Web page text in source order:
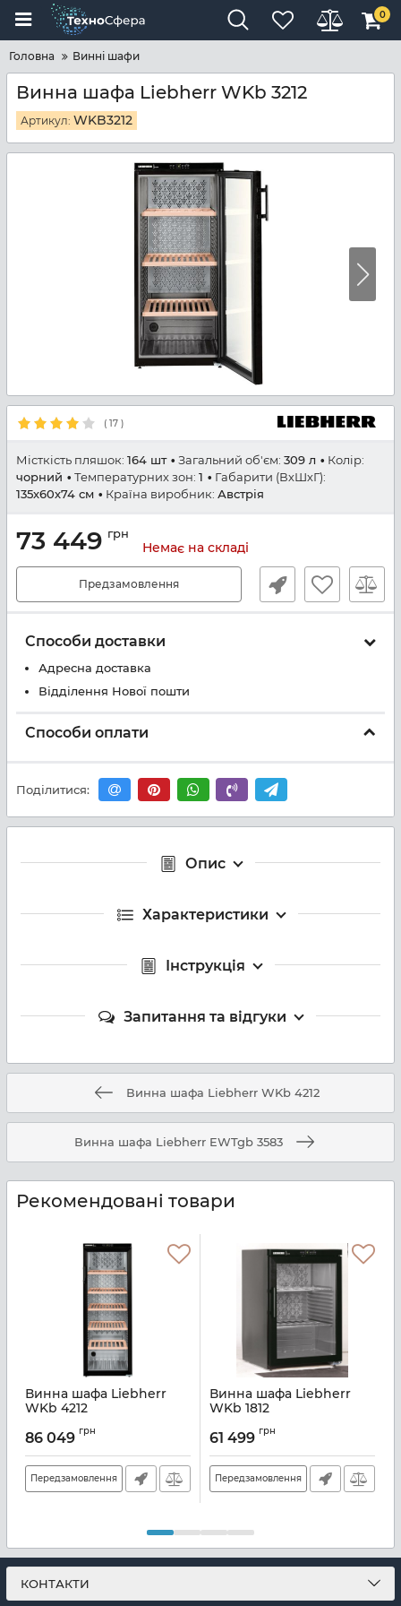
0
Головна Винні шафи
Винна шафа Liebherr WKb 3212
Артикул: WKB3212
( 17 )
Місткість пляшок: 164 шт Загальний об'єм: 309 л
Колір:
чорний
Температурних зон: 1
Габарити (ВхШхГ):
135х60х74 см
Країна виробник: Австрія
73 449 грн
Немає на складі
Предзамовлення
Способи доставки
Адресна доставка
Відділення Нової пошти
Способи оплати
Поділитися:
Опис
Характеристики
Інструкція
Запитання та відгуки
Винна шафа Liebherr WKb 4212
Винна шафа Liebherr EWTgb 3583
Рекомендовані товари
Винна шафа Liebherr
WKb 4212
86 049 грн
Передзамовлення
Винна шафа Liebherr
WKb 1812
61 499 грн
Передзамовлення
КОНТАКТИ